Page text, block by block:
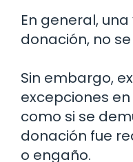
En general,
donación, no
Sin embargo,
excepciones
como si se
donación fue
o engaño.